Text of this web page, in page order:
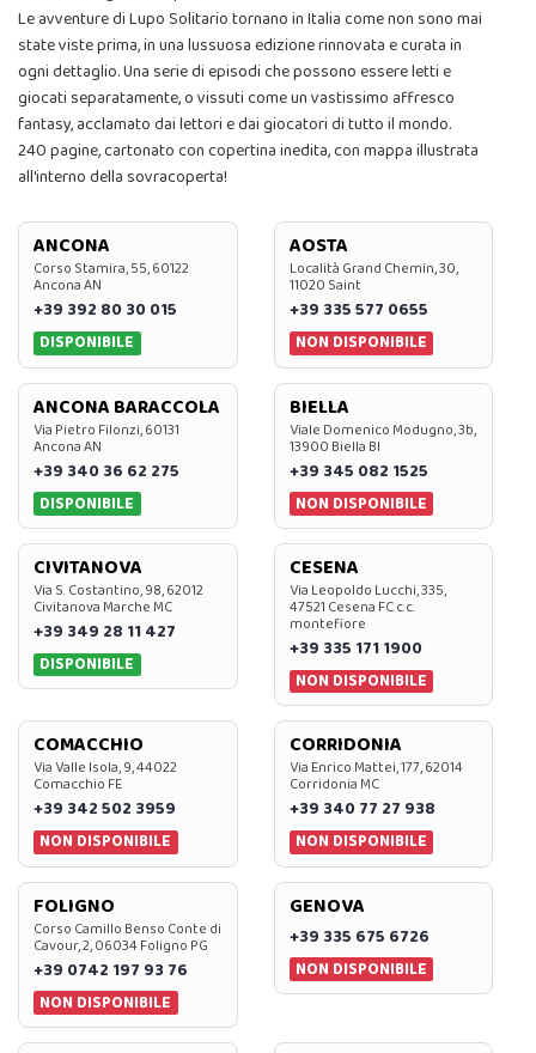
Le avventure di Lupo Solitario tornano in Italia come non sono mai
state viste prima, in una lussuosa edizione rinnovata e curata in
ogni dettaglio. Una serie di episodi che possono essere letti e
giocati separatamente, o vissuti come un vastissimo affresco
fantasy, acclamato dai lettori e dai giocatori di tutto il mondo.
240 pagine, cartonato con copertina inedita, con mappa illustrata
all'interno della sovracoperta!
ANCONA
Corso Stamira, 55, 60122
Ancona AN
+39 392 80 30 015
DISPONIBILE
AOSTA
Località Grand Chemin, 30,
11020 Saint
+39 335 577 0655
NON DISPONIBILE
ANCONA BARACCOLA
Via Pietro Filonzi, 60131
Ancona AN
+39 340 36 62 275
DISPONIBILE
BIELLA
Viale Domenico Modugno, 3b,
13900 Biella BI
+39 345 082 1525
NON DISPONIBILE
CIVITANOVA
Via S. Costantino, 98, 62012
Civitanova Marche MC
+39 349 28 11 427
DISPONIBILE
CESENA
Via Leopoldo Lucchi, 335,
47521 Cesena FC c.c.
montefiore
+39 335 171 1900
NON DISPONIBILE
COMACCHIO
Via Valle Isola, 9, 44022
Comacchio FE
+39 342 502 3959
NON DISPONIBILE
CORRIDONIA
Via Enrico Mattei, 177, 62014
Corridonia MC
+39 340 77 27 938
NON DISPONIBILE
FOLIGNO
Corso Camillo Benso Conte di
Cavour, 2, 06034 Foligno PG
+39 0742 197 93 76
NON DISPONIBILE
GENOVA
+39 335 675 6726
NON DISPONIBILE